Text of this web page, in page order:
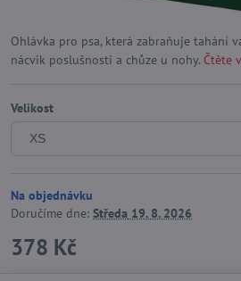
Ohlávka pro psa, která zabraňuje tahání
nácvik poslušnosti a chůze u nohy. Čtěte
Velikost
Na objednávku
Doručíme dne: Středa 19. 8. 2026
378 Kč